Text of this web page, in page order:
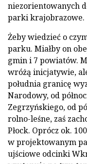
niezorientowanych
parki krajobrazowe.
Żeby wiedzieć o
parku. Miałby on
gmin i 7 powiatów.
wróżą inicjatywie,
południa granicę
Narodowy, od
Zegrzyńskiego, od
rolno-leśne, zaś
Płock. Oprócz ok.
w projektowanym
ujściowe odcinki